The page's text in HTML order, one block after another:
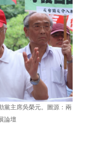
黨主席吳榮元。圖源：兩
論壇